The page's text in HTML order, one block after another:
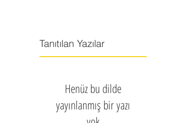
Tanıtılan Yazılar
Henüz bu dilde
yayınlanmış bir yazı